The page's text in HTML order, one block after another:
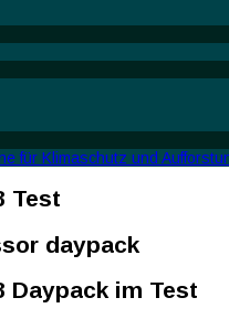
für Klimaschutz und
Test
Daypack im Test